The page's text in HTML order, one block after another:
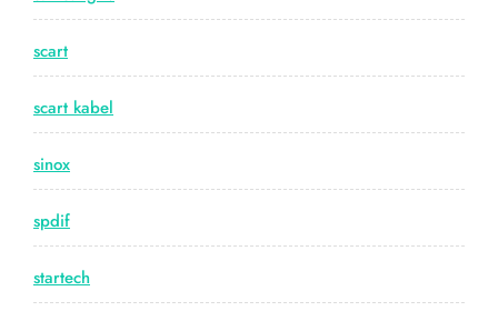
scart
scart kabel
sinox
spdif
startech